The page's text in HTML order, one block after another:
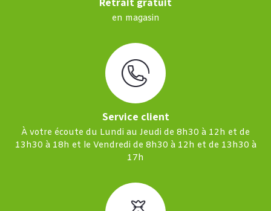
en magasin
Service client
À votre écoute du Lundi au Jeudi de 8h30 à 12h et de
13h30 à 18h et le Vendredi de 8h30 à 12h et de 13h30 à
17h